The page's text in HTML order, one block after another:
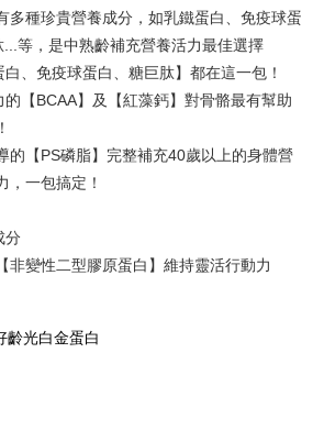
AFTEE Beli Sekarang Bayar Kemudian
sebagai kaedah pembayaran, mesej
muncul.
apabila pesanan disahkan. Produk akan
ditetapkan.
anda akan menerima SMS pembayaran
menerima pemberitahuan tolak aplikasi
percuma untuk pesanan
多種珍貴營養成分，如乳鐵蛋白、免疫球蛋
...等，是中熟齡補充營養活力最佳選擇
、免疫球蛋白、糖巨肽】都在這一包！
【BCAA】及【紅藻鈣】對骨骼最有幫助
的【PS磷脂】完整補充40歲以上的身體營
，一包搞定！
分
非變性二型膠原蛋白】維持靈活行動力
齡光白金蛋白